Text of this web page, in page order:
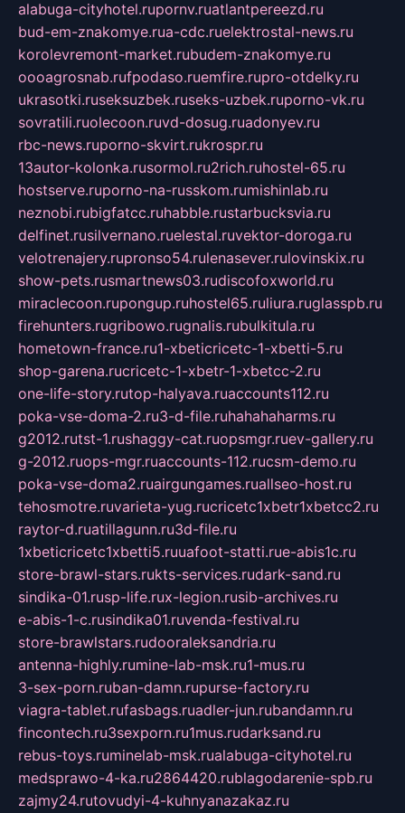
alabuga-cityhotel.rupornv.ruatlantpereezd.ru
bud-em-znakomye.rua-cdc.ruelektrostal-news.ru
korolevremont-market.rubudem-znakomye.ru
oooagrosnab.rufpodaso.ruemfire.rupro-otdelky.ru
ukrasotki.ruseksuzbek.ruseks-uzbek.ruporno-vk.ru
sovratili.ruolecoon.ruvd-dosug.ruadonyev.ru
rbc-news.ruporno-skvirt.rukrospr.ru
13autor-kolonka.rusormol.ru2rich.ruhostel-65.ru
hostserve.ruporno-na-russkom.rumishinlab.ru
neznobi.rubigfatcc.ruhabble.rustarbucksvia.ru
delfinet.rusilvernano.ruelestal.ruvektor-doroga.ru
velotrenajery.rupronso54.rulenasever.rulovinskix.ru
show-pets.rusmartnews03.rudiscofoxworld.ru
miraclecoon.rupongup.ruhostel65.ruliura.ruglasspb.ru
firehunters.rugribowo.rugnalis.rubulkitula.ru
hometown-france.ru1-xbeticricetc-1-xbetti-5.ru
shop-garena.rucricetc-1-xbetr-1-xbetcc-2.ru
one-life-story.rutop-halyava.ruaccounts112.ru
poka-vse-doma-2.ru3-d-file.ruhahahaharms.ru
g2012.rutst-1.rushaggy-cat.ruopsmgr.ruev-gallery.ru
g-2012.ruops-mgr.ruaccounts-112.rucsm-demo.ru
poka-vse-doma2.ruairgungames.ruallseo-host.ru
tehosmotre.ruvarieta-yug.rucricetc1xbetr1xbetcc2.ru
raytor-d.ruatillagunn.ru3d-file.ru
1xbeticricetc1xbetti5.ruuafoot-statti.rue-abis1c.ru
store-brawl-stars.rukts-services.rudark-sand.ru
sindika-01.rusp-life.rux-legion.rusib-archives.ru
e-abis-1-c.rusindika01.ruvenda-festival.ru
store-brawlstars.rudooraleksandria.ru
antenna-highly.rumine-lab-msk.ru1-mus.ru
3-sex-porn.ruban-damn.rupurse-factory.ru
viagra-tablet.rufasbags.ruadler-jun.rubandamn.ru
fincontech.ru3sexporn.ru1mus.rudarksand.ru
rebus-toys.ruminelab-msk.rualabuga-cityhotel.ru
medsprawo-4-ka.ru2864420.rublagodarenie-spb.ru
zajmy24.rutovudyi-4-kuhnyanazakaz.ru